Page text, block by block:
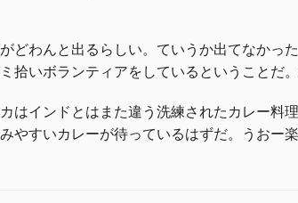
どわんと出るらしい。ていうか出てなかっ
拾いボランティアをしているということだ。
はインドとはまた違う洗練されたカレー料
やすいカレーが待っているはずだ。うおー